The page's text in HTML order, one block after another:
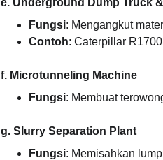
e. Underground Dump Truck
Fungsi: Mengangkut
Contoh: Caterpillar
f. Microtunneling Machine
Fungsi: Membuat
g. Slurry Separation Plant
Fungsi: Memisahkan